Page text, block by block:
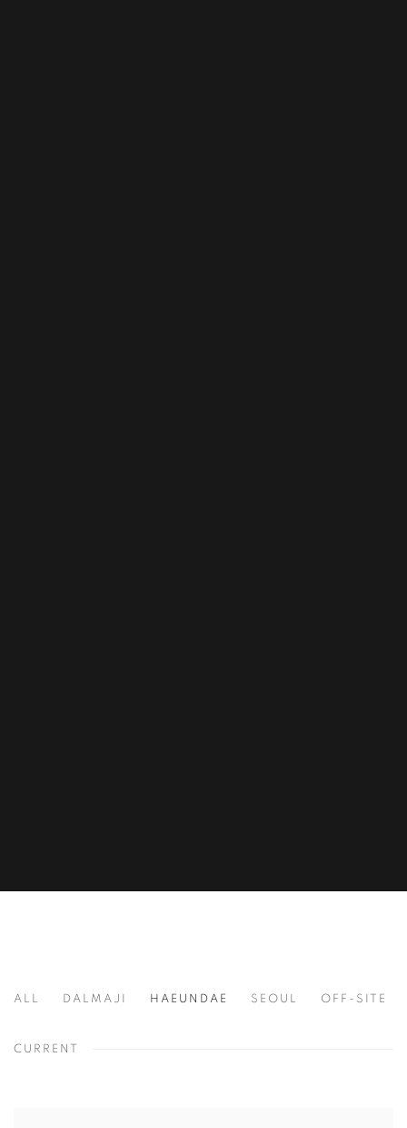
ALL DALMAJI HAEUNDAE SEOUL OFF-SITE
CURRENT